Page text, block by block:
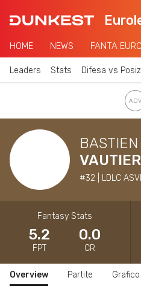
HOME NEWS FANTA
Leaders Stats Difesa vs
BASTIEN
VAUTIER
#32 | LDLC
Fantasy Stats
5.2
FPT
0.0
CR
Overview Partite Grafico